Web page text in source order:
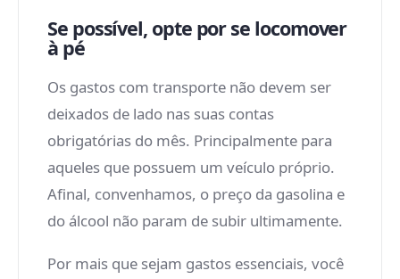
Se possível, opte por se locomover
à pé
Os gastos com transporte não devem ser
deixados de lado nas suas contas
obrigatórias do mês. Principalmente para
aqueles que possuem um veículo próprio.
Afinal, convenhamos, o preço da gasolina e
do álcool não param de subir ultimamente.
Por mais que sejam gastos essenciais, você